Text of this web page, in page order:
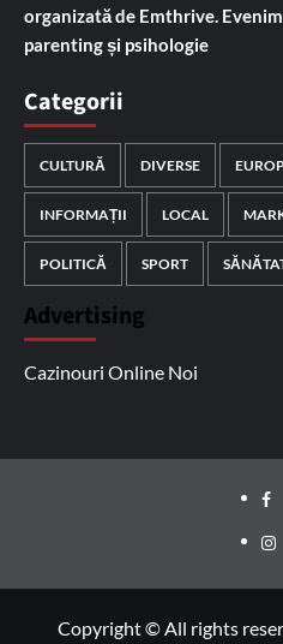
organizată de Emthrive.
parenting și psihologie
Categorii
CULTURĂ DIVERSE
INFORMAȚII LOCAL
POLITICĂ SPORT
Advertising
Cazinouri Online Noi
Copyright © All rights